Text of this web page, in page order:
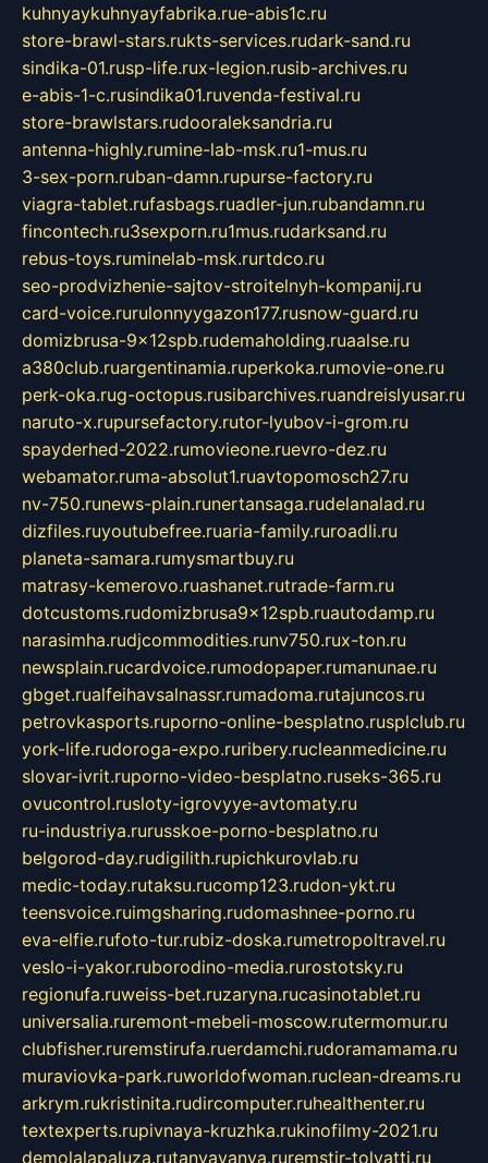
kuhnyaykuhnyayfabrika.rue-abis1c.ru
store-brawl-stars.rukts-services.rudark-sand.ru
sindika-01.rusp-life.rux-legion.rusib-archives.ru
e-abis-1-c.rusindika01.ruvenda-festival.ru
store-brawlstars.rudooraleksandria.ru
antenna-highly.rumine-lab-msk.ru1-mus.ru
3-sex-porn.ruban-damn.rupurse-factory.ru
viagra-tablet.rufasbags.ruadler-jun.rubandamn.ru
fincontech.ru3sexporn.ru1mus.rudarksand.ru
rebus-toys.ruminelab-msk.rurtdco.ru
seo-prodvizhenie-sajtov-stroitelnyh-kompanij.ru
card-voice.rurulonnyygazon177.rusnow-guard.ru
domizbrusa-9x12spb.rudemaholding.ruaalse.ru
a380club.ruargentinamia.ruperkoka.rumovie-one.ru
perk-oka.rug-octopus.rusibarchives.ruandreislyusar.ru
naruto-x.rupursefactory.rutor-lyubov-i-grom.ru
spayderhed-2022.rumovieone.ruevro-dez.ru
webamator.ruma-absolut1.ruavtopomosch27.ru
nv-750.runews-plain.runertansaga.rudelanalad.ru
dizfiles.ruyoutubefree.ruaria-family.ruroadli.ru
planeta-samara.rumysmartbuy.ru
matrasy-kemerovo.ruashanet.rutrade-farm.ru
dotcustoms.rudomizbrusa9x12spb.ruautodamp.ru
narasimha.rudjcommodities.runv750.rux-ton.ru
newsplain.rucardvoice.rumodopaper.rumanunae.ru
gbget.rualfeihavsalnassr.rumadoma.rutajuncos.ru
petrovkasports.ruporno-online-besplatno.rusplclub.ru
york-life.rudoroga-expo.ruribery.rucleanmedicine.ru
slovar-ivrit.ruporno-video-besplatno.ruseks-365.ru
ovucontrol.rusloty-igrovyye-avtomaty.ru
ru-industriya.rurusskoe-porno-besplatno.ru
belgorod-day.rudigilith.rupichkurovlab.ru
medic-today.rutaksu.rucomp123.rudon-ykt.ru
teensvoice.ruimgsharing.rudomashnee-porno.ru
eva-elfie.rufoto-tur.rubiz-doska.rumetropoltravel.ru
veslo-i-yakor.ruborodino-media.rurostotsky.ru
regionufa.ruweiss-bet.ruzaryna.rucasinotablet.ru
universalia.ruremont-mebeli-moscow.rutermomur.ru
clubfisher.ruremstirufa.ruerdamchi.rudoramamama.ru
muraviovka-park.ruworldofwoman.ruclean-dreams.ru
arkrym.rukristinita.rudircomputer.ruhealthenter.ru
textexperts.rupivnaya-kruzhka.rukinofilmy-2021.ru
demolalapaluza.rutanyavanya.ruremstir-tolyatti.ru